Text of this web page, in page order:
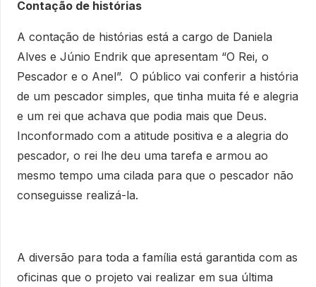
Contação de histórias
A contação de histórias está a cargo de Daniela
Alves e Júnio Endrik que apresentam “O Rei, o
Pescador e o Anel”. O público vai conferir a história
de um pescador simples, que tinha muita fé e alegria
e um rei que achava que podia mais que Deus.
Inconformado com a atitude positiva e a alegria do
pescador, o rei lhe deu uma tarefa e armou ao
mesmo tempo uma cilada para que o pescador não
conseguisse realizá-la.
A diversão para toda a família está garantida com as
oficinas que o projeto vai realizar em sua última